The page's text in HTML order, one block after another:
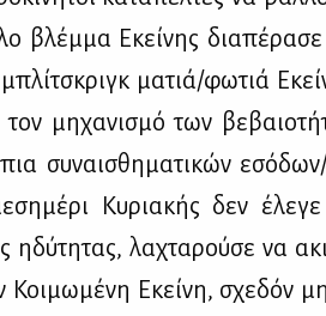
βλέμ­μα Εκεί­νης
μα­τιά/φω­τιά
μη­χα­νι­σμό των
συ­ναι­σθη­μα­τι­κών
Κυ­ρια­κής δεν
λα­χτα­ρού­σε να
Κοι­μω­μέ­νη Εκεί­νη, σχε­δόν